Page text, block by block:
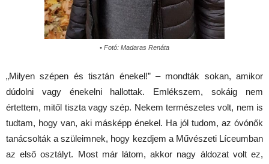
• Fotó: Madaras Renáta
„Milyen szépen és tisztán énekel!” – mondták sokan, amikor
dúdolni vagy énekelni hallottak. Emlékszem, sokáig nem
értettem, mitől tiszta vagy szép. Nekem természetes volt, nem is
tudtam, hogy van, aki másképp énekel. Ha jól tudom, az óvónők
tanácsolták a szüleimnek, hogy kezdjem a Művészeti Líceumban
az első osztályt. Most már látom, akkor nagy áldozat volt ez,